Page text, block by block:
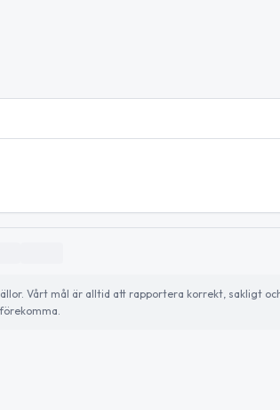
Vårt mål är alltid att rapportera korrekt, sakligt